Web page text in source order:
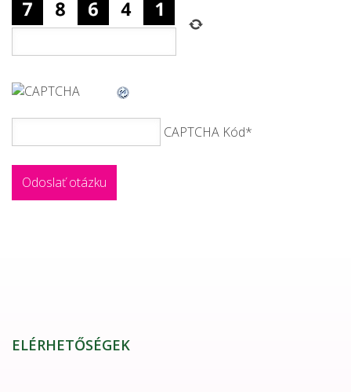
CAPTCHA Kód*
ELÉRHETŐSÉGEK